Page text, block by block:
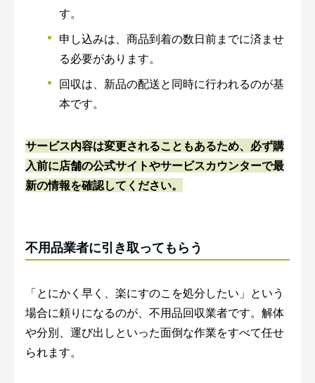
す。
申し込みは、商品到着の数日前までに済ませ
る必要があります。
回収は、新品の配送と同時に行われるのが基
本です。
サービス内容は変更されることもあるため、必ず購
入前に店舗の公式サイトやサービスカウンターで最
新の情報を確認してください。
不用品業者に引き取ってもらう
「とにかく早く、楽にすのこを処分したい」という
場合に頼りになるのが、不用品回収業者です。解体
や分別、運び出しといった面倒な作業をすべて任せ
られます。